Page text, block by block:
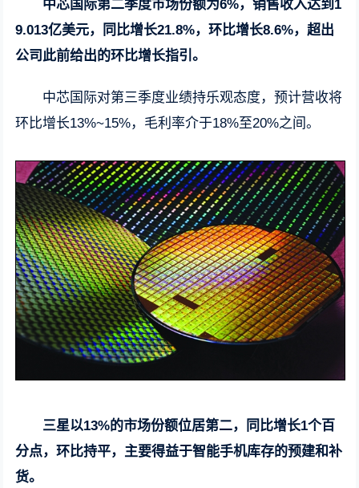
中芯国际第二季度市场份额为6%，销售收入达到1
9.013亿美元，同比增长21.8%，环比增长8.6%，超出
公司此前给出的环比增长指引。
中芯国际对第三季度业绩持乐观态度，预计营收将
环比增长13%~15%，毛利率介于18%至20%之间。
三星以13%的市场份额位居第二，同比增长1个百
分点，环比持平，主要得益于智能手机库存的预建和补
货。